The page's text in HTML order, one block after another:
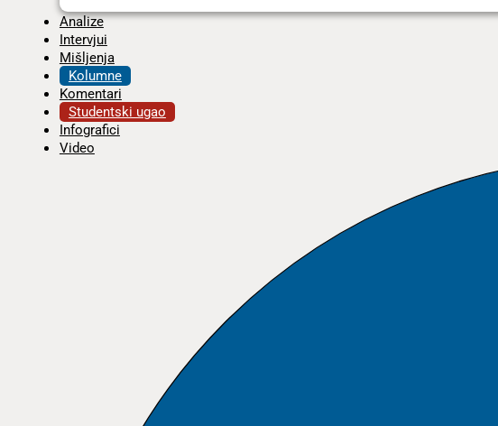
Analize
Intervjui
Mišljenja
Kolumne
Komentari
Studentski ugao
Infografici
Video